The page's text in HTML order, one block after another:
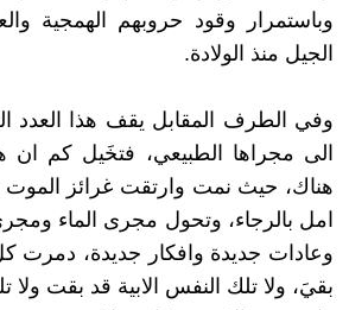
وباستمرار وقود حروبهم الهمجية
الجيل منذ الولادة.
وفي الطرف المقابل يقف هذا العدد
الى مجراها الطبيعي، فتخَيل كم
هناك، حيث نمت وارتقت غرائز
امل بالرجاء، وتحول مجرى الماء
وعادات جديدة وافكار جديدة، دمرت
بقيَ، ولا تلك النفس الابية قد بقت ولا